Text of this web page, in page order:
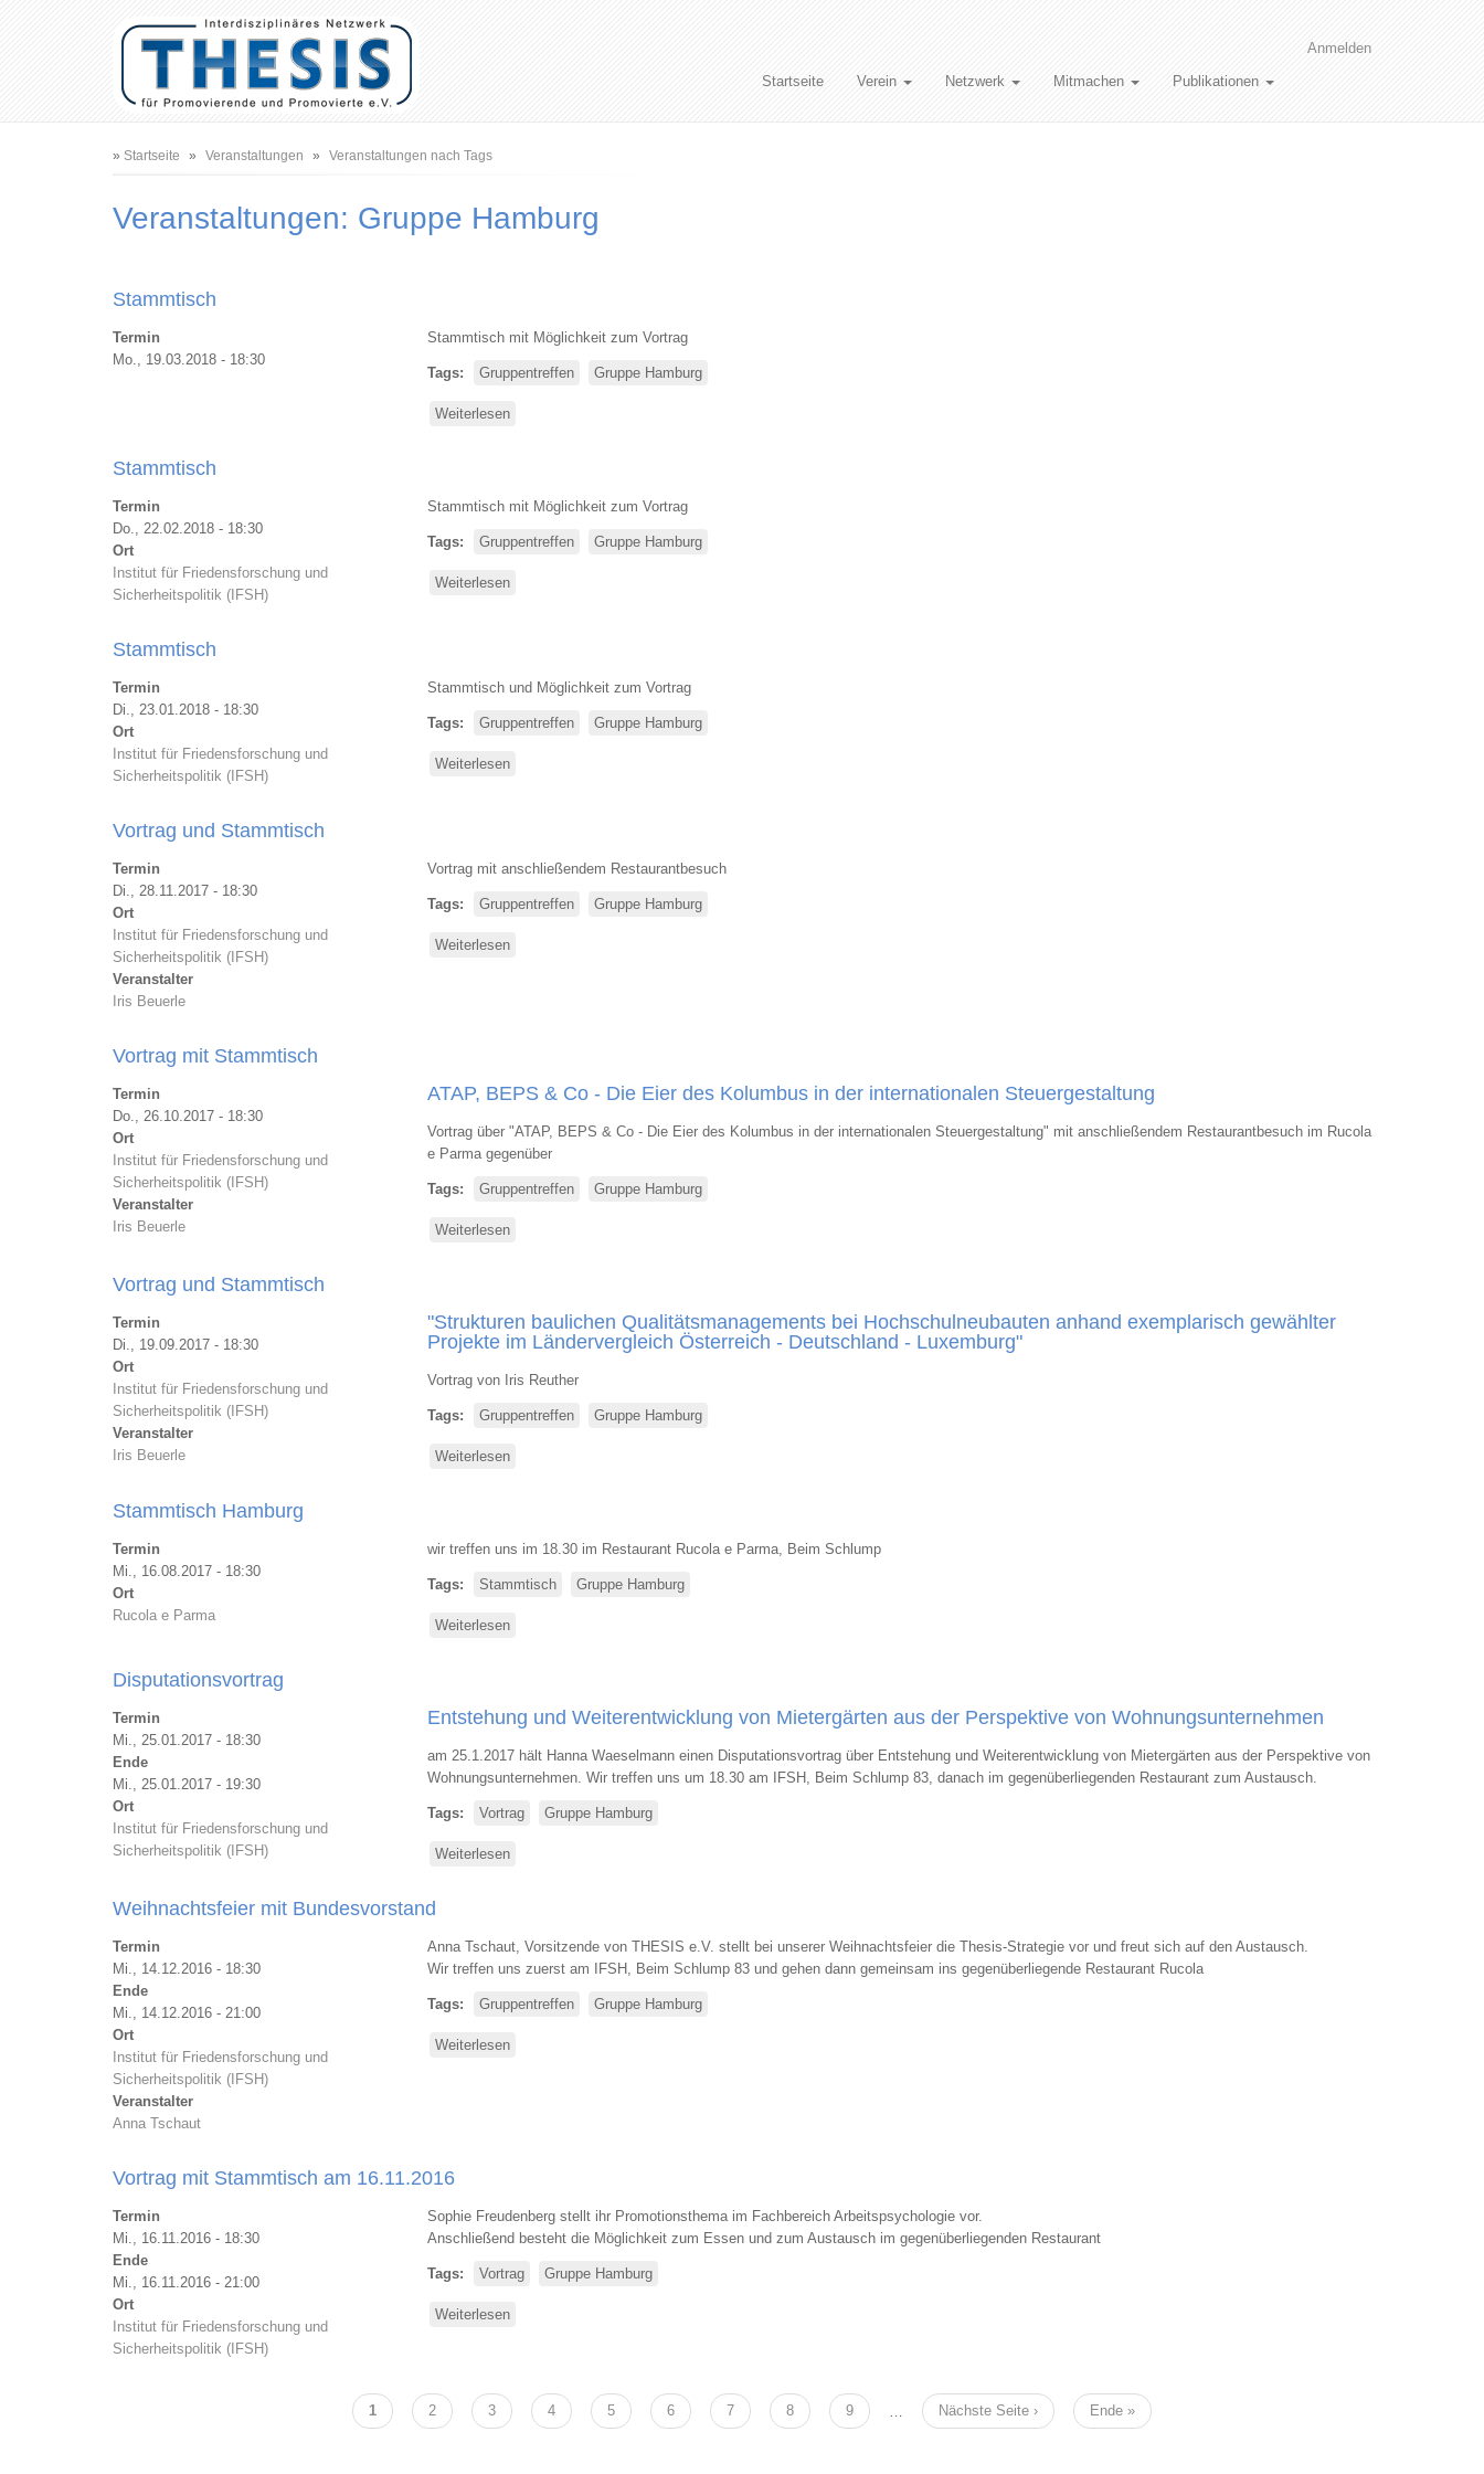
Benutzermenü
Anmelden
Hauptnavigation
Startseite Verein Netzwerk Mitmachen Publikationen
Pfadnavigation
Startseite Veranstaltungen Veranstaltungen nach Tags
Veranstaltungen: Gruppe Hamburg
Stammtisch
Termin
Mo., 19.03.2018 - 18:30
Stammtisch mit Möglichkeit zum Vortrag
Tags Gruppentreffen Gruppe Hamburg
Weiterlesen
Stammtisch
Termin
Do., 22.02.2018 - 18:30
Ort
Institut für Friedensforschung und
Sicherheitspolitik (IFSH)
Stammtisch mit Möglichkeit zum Vortrag
Tags Gruppentreffen Gruppe Hamburg
Weiterlesen
Stammtisch
Termin
Di., 23.01.2018 - 18:30
Ort
Institut für Friedensforschung und
Sicherheitspolitik (IFSH)
Stammtisch und Möglichkeit zum Vortrag
Tags Gruppentreffen Gruppe Hamburg
Weiterlesen
Vortrag und Stammtisch
Termin
Di., 28.11.2017 - 18:30
Ort
Institut für Friedensforschung und
Sicherheitspolitik (IFSH)
Veranstalter
Iris Beuerle
Vortrag mit anschließendem Restaurantbesuch
Tags Gruppentreffen Gruppe Hamburg
Weiterlesen
Vortrag mit Stammtisch
Termin
Do., 26.10.2017 - 18:30
Ort
Institut für Friedensforschung und
Sicherheitspolitik (IFSH)
Veranstalter
Iris Beuerle
ATAP, BEPS & Co - Die Eier des Kolumbus in der internationalen Steuergestaltung
Vortrag über "ATAP, BEPS & Co - Die Eier des Kolumbus in der internationalen Steuergestaltung" mit anschließendem Restaurantbesuch im Rucola
e Parma gegenüber
Tags Gruppentreffen Gruppe Hamburg
Weiterlesen
Vortrag und Stammtisch
Termin
Di., 19.09.2017 - 18:30
Ort
Institut für Friedensforschung und
Sicherheitspolitik (IFSH)
Veranstalter
Iris Beuerle
"Strukturen baulichen Qualitätsmanagements bei Hochschulneubauten anhand exemplarisch gewählter
Projekte im Ländervergleich Österreich - Deutschland - Luxemburg"
Vortrag von Iris Reuther
Tags Gruppentreffen Gruppe Hamburg
Weiterlesen
Stammtisch Hamburg
Termin
Mi., 16.08.2017 - 18:30
Ort
Rucola e Parma
wir treffen uns im 18.30 im Restaurant Rucola e Parma, Beim Schlump
Tags Stammtisch Gruppe Hamburg
Weiterlesen
Disputationsvortrag
Termin
Mi., 25.01.2017 - 18:30
Ende
Mi., 25.01.2017 - 19:30
Ort
Institut für Friedensforschung und
Sicherheitspolitik (IFSH)
Entstehung und Weiterentwicklung von Mietergärten aus der Perspektive von Wohnungsunternehmen
am 25.1.2017 hält Hanna Waeselmann einen Disputationsvortrag über Entstehung und Weiterentwicklung von Mietergärten aus der Perspektive von
Wohnungsunternehmen. Wir treffen uns um 18.30 am IFSH, Beim Schlump 83, danach im gegenüberliegenden Restaurant zum Austausch.
Tags Vortrag Gruppe Hamburg
Weiterlesen
Weihnachtsfeier mit Bundesvorstand
Termin
Mi., 14.12.2016 - 18:30
Ende
Mi., 14.12.2016 - 21:00
Ort
Institut für Friedensforschung und
Sicherheitspolitik (IFSH)
Veranstalter
Anna Tschaut
Anna Tschaut, Vorsitzende von THESIS e.V. stellt bei unserer Weihnachtsfeier die Thesis-Strategie vor und freut sich auf den Austausch.
Wir treffen uns zuerst am IFSH, Beim Schlump 83 und gehen dann gemeinsam ins gegenüberliegende Restaurant Rucola
Tags Gruppentreffen Gruppe Hamburg
Weiterlesen
Vortrag mit Stammtisch am 16.11.2016
Termin
Mi., 16.11.2016 - 18:30
Ende
Mi., 16.11.2016 - 21:00
Ort
Institut für Friedensforschung und
Sicherheitspolitik (IFSH)
Sophie Freudenberg stellt ihr Promotionsthema im Fachbereich Arbeitspsychologie vor.
Anschließend besteht die Möglichkeit zum Essen und zum Austausch im gegenüberliegenden Restaurant
Tags Vortrag Gruppe Hamburg
Weiterlesen
am
16.11.2016
Aktuelle
Seite
1 Seite
2 Seite
3 Seite
4 Seite
5 Seite
6 Seite
7 Seite
8 Seite
9
Nächste
Seite
Nächste Seite ›
Letzte
Seite
Ende »